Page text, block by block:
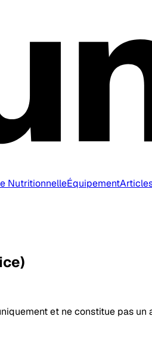
NutritionnelleÉquipement
et ne constitue pas